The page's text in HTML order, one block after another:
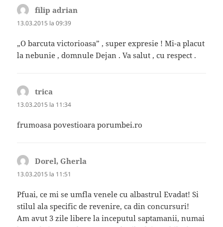
filip adrian
13.03.2015 la 09:39
„O barcuta victorioasa” , super expresie ! Mi-a placut
la nebunie , domnule Dejan . Va salut , cu respect .
trica
13.03.2015 la 11:34
frumoasa povestioara porumbei.ro
Dorel, Gherla
13.03.2015 la 11:51
Pfuai, ce mi se umfla venele cu albastrul Evadat! Si
stilul ala specific de revenire, ca din concursuri!
Am avut 3 zile libere la inceputul saptamanii, numai